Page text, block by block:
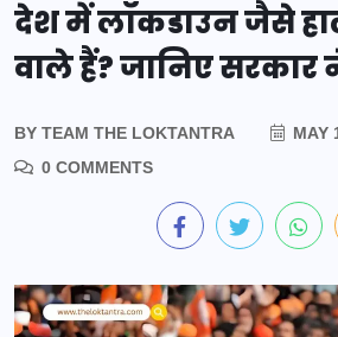
देश में लॉकडाउन जैसे
वाले हैं? जानिए सरकार
BY TEAM THE LOKTANTRA
MAY
0 COMMENTS